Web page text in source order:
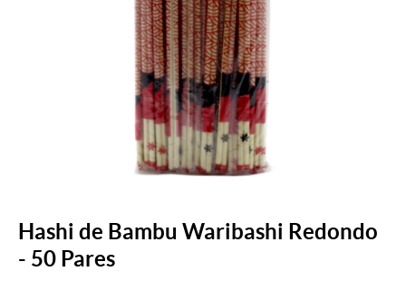
Hashi de Bambu Waribashi Redondo
- 50 Pares